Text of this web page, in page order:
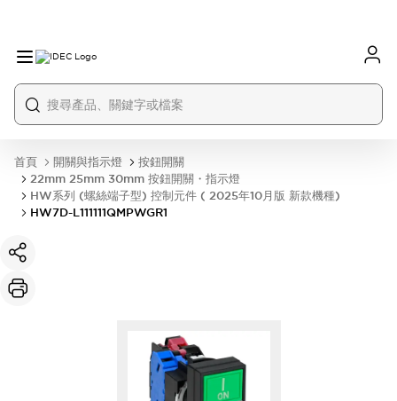
首頁 開關與指示燈
按鈕開關
22mm 25mm 30mm 按鈕開關・指示燈
HW系列 (螺絲端子型) 控制元件 ( 2025年10月版 新款機種)
HW7D-L111111QMPWGR1